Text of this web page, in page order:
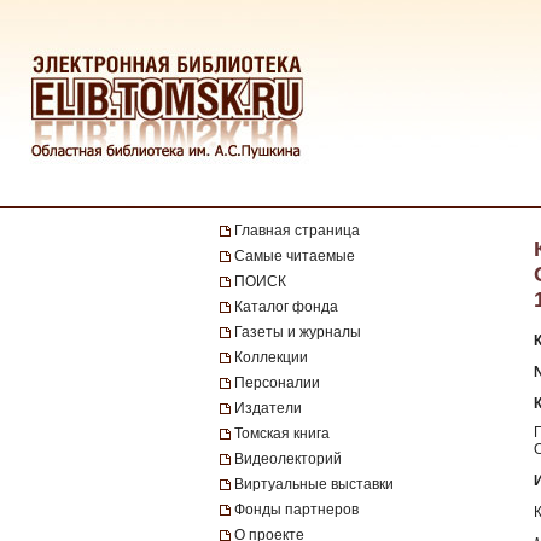
Главная страница
Самые читаемые
ПОИСК
Каталог фонда
Газеты и журналы
Коллекции
Персоналии
Издатели
Томская книга
Видеолекторий
Виртуальные выставки
Фонды партнеров
О проекте